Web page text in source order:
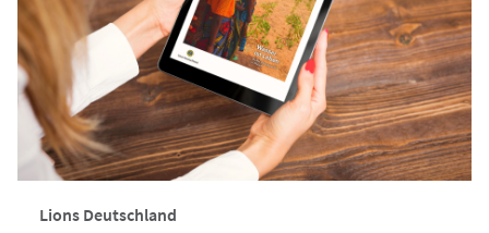
Lions Deutschland